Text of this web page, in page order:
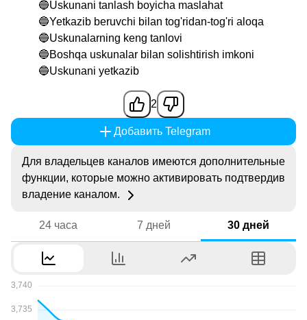
🔵Uskunani tanlash boyicha maslahat
🔵Yetkazib beruvchi bilan tog'ridan-tog'ri aloqa
🔵Uskunalarning keng tanlovi
🔵Boshqa uskunalar bilan solishtirish imkoni
🔵Uskunani yetkazib
2
Добавить Telegram
Для владельцев каналов имеются дополнительные
функции, которые можно активировать подтвердив
владение каналом.
24 часа 7 дней 30 дней